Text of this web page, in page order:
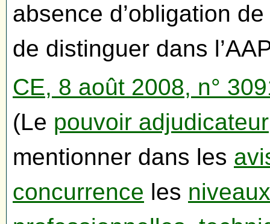
absence d’obligation
de distinguer dans
CE, 8 août 2008, n°
(Le pouvoir adjudicateur
mentionner dans les
concurrence les